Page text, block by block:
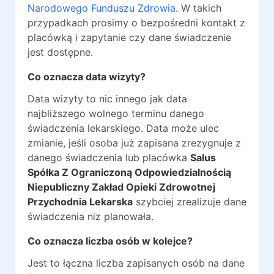
Narodowego Funduszu Zdrowia. W takich
przypadkach prosimy o bezpośredni kontakt z
placówką i zapytanie czy dane świadczenie
jest dostępne.
Co oznacza data wizyty?
Data wizyty to nic innego jak data
najbliższego wolnego terminu danego
świadczenia lekarskiego. Data może ulec
zmianie, jeśli osoba już zapisana zrezygnuje z
danego świadczenia lub placówka Salus
Spółka Z Ograniczoną Odpowiedzialnością
Niepubliczny Zakład Opieki Zdrowotnej
Przychodnia Lekarska szybciej zrealizuje dane
świadczenia niz planowała.
Co oznacza liczba osób w kolejce?
Jest to łączna liczba zapisanych osób na dane